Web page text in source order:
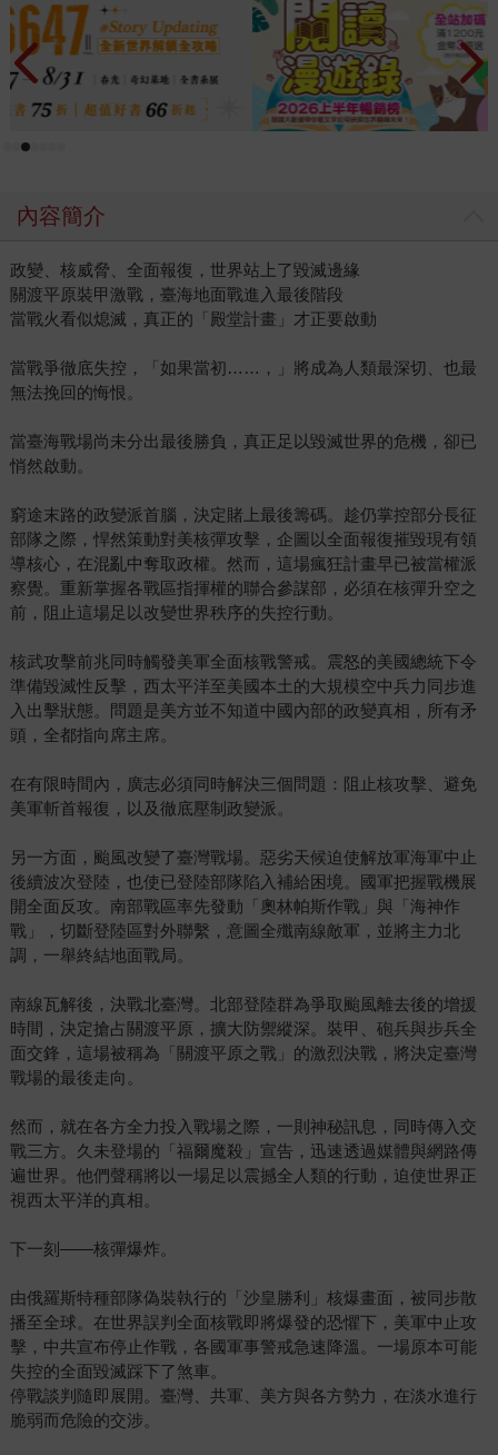
內容簡介
政變、核威脅、全面報復，世界站上了毀滅邊緣
關渡平原裝甲激戰，臺海地面戰進入最後階段
當戰火看似熄滅，真正的「殿堂計畫」才正要啟動
當戰爭徹底失控，「如果當初……，」將成為人類最深切、也最
無法挽回的悔恨。
當臺海戰場尚未分出最後勝負，真正足以毀滅世界的危機，卻已
悄然啟動。
窮途末路的政變派首腦，決定賭上最後籌碼。趁仍掌控部分長征
部隊之際，悍然策動對美核彈攻擊，企圖以全面報復摧毀現有領
導核心，在混亂中奪取政權。然而，這場瘋狂計畫早已被當權派
察覺。重新掌握各戰區指揮權的聯合參謀部，必須在核彈升空之
前，阻止這場足以改變世界秩序的失控行動。
核武攻擊前兆同時觸發美軍全面核戰警戒。震怒的美國總統下令
準備毀滅性反擊，西太平洋至美國本土的大規模空中兵力同步進
入出擊狀態。問題是美方並不知道中國內部的政變真相，所有矛
頭，全都指向席主席。
在有限時間內，廣志必須同時解決三個問題：阻止核攻擊、避免
美軍斬首報復，以及徹底壓制政變派。
另一方面，颱風改變了臺灣戰場。惡劣天候迫使解放軍海軍中止
後續波次登陸，也使已登陸部隊陷入補給困境。國軍把握戰機展
開全面反攻。南部戰區率先發動「奧林帕斯作戰」與「海神作
戰」，切斷登陸區對外聯繫，意圖全殲南線敵軍，並將主力北
調，一舉終結地面戰局。
南線瓦解後，決戰北臺灣。北部登陸群為爭取颱風離去後的增援
時間，決定搶占關渡平原，擴大防禦縱深。裝甲、砲兵與步兵全
面交鋒，這場被稱為「關渡平原之戰」的激烈決戰，將決定臺灣
戰場的最後走向。
然而，就在各方全力投入戰場之際，一則神秘訊息，同時傳入交
戰三方。久未登場的「福爾魔殺」宣告，迅速透過媒體與網路傳
遍世界。他們聲稱將以一場足以震撼全人類的行動，迫使世界正
視西太平洋的真相。
下一刻——核彈爆炸。
由俄羅斯特種部隊偽裝執行的「沙皇勝利」核爆畫面，被同步散
播至全球。在世界誤判全面核戰即將爆發的恐懼下，美軍中止攻
擊，中共宣布停止作戰，各國軍事警戒急速降溫。一場原本可能
失控的全面毀滅踩下了煞車。
停戰談判隨即展開。臺灣、共軍、美方與各方勢力，在淡水進行
脆弱而危險的交涉。